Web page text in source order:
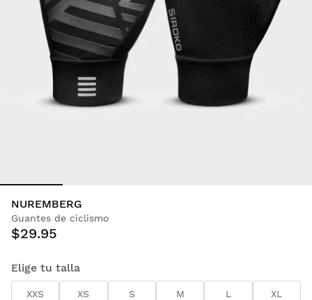
NUREMBERG
Guantes de ciclismo
$29.95
Elige tu talla
XXS XS S M L XL